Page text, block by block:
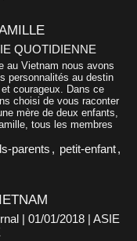
QUOTIDIENNE
au Vietnam nous avons
personnalités au destin
courageux. Dans ce
choisi de vous raconter
mère de deux enfants,
tous les membres
parents , petit-enfant,
| 01/01/2018 | ASIE